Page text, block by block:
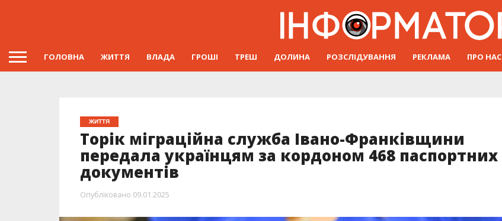
ГОЛОВНА ЖИТТЯ ВЛАДА ГРОШІ ТРЕШ ДОЛИНА РОЗСЛІДУВАННЯ РЕКЛАМА ПРО НАС
ЖИТТЯ
Торік міграційна служба Івано-Франківщини
передала українцям за кордоном 468 паспортних
документів
Опубліковано 09.01.2025